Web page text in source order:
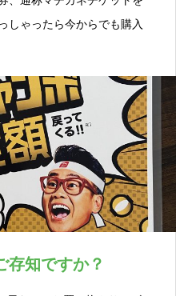
しゃったら今からでも購入
存知ですか？